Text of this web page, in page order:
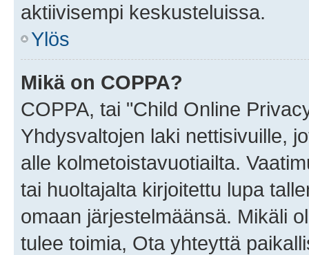
aktiivisempi keskusteluissa.
Ylös
Mikä on COPPA?
COPPA, tai "Child Online
Yhdysvaltojen laki nettisivuille,
alle kolmetoistavuotiailta.
tai huoltajalta kirjoitettu lupa
omaan järjestelmäänsä. Mikäli
tulee toimia, Ota yhteyttä